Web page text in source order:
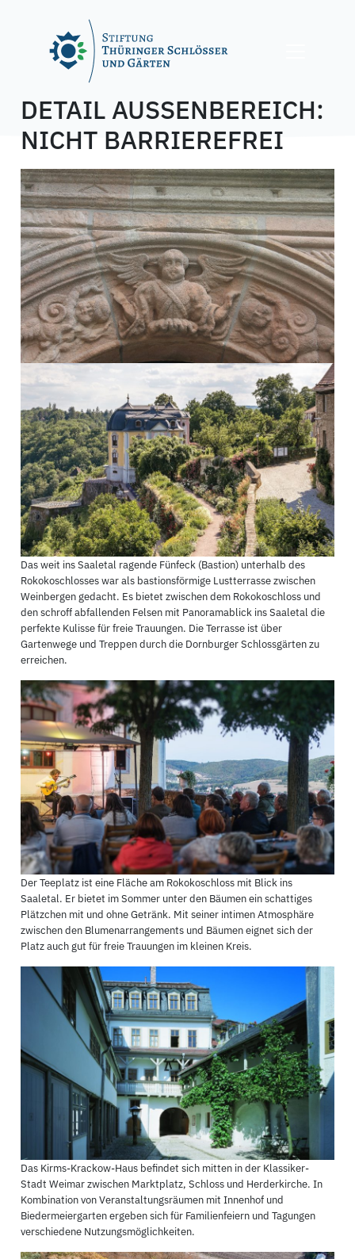
DETAIL AUSSENBEREICH:
NICHT BARRIEREFREI
Das weit ins Saaletal ragende Fünfeck (Bastion) unterhalb des
Rokokoschlosses war als bastionsförmige Lustterrasse zwischen
Weinbergen gedacht. Es bietet zwischen dem Rokokoschloss und
den schroff abfallenden Felsen mit Panoramablick ins Saaletal die
perfekte Kulisse für freie Trauungen. Die Terrasse ist über
Gartenwege und Treppen durch die Dornburger Schlossgärten zu
erreichen.
Der Teeplatz ist eine Fläche am Rokokoschloss mit Blick ins
Saaletal. Er bietet im Sommer unter den Bäumen ein schattiges
Plätzchen mit und ohne Getränk. Mit seiner intimen Atmosphäre
zwischen den Blumenarrangements und Bäumen eignet sich der
Platz auch gut für freie Trauungen im kleinen Kreis.
Das Kirms-Krackow-Haus befindet sich mitten in der Klassiker-
Stadt Weimar zwischen Marktplatz, Schloss und Herderkirche. In
Kombination von Veranstaltungsräumen mit Innenhof und
Biedermeiergarten ergeben sich für Familienfeiern und Tagungen
verschiedene Nutzungsmöglichkeiten.